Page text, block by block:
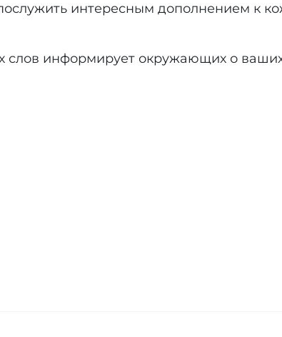
интересным дополнением к
слов информирует окружающих о